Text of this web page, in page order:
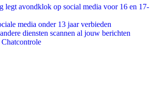
legt avondklok op social media voor 16 en 17-
media onder 13 jaar verbieden
diensten scannen al jouw berichten